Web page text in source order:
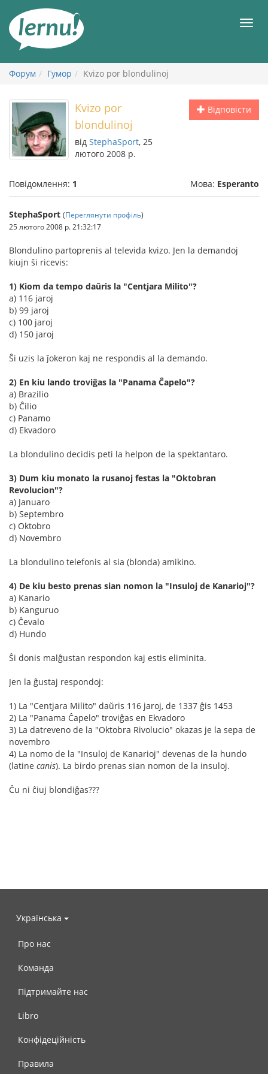
змісту
Форум Гумор Kvizo por blondulinoj
Відповісти
Kvizo por
blondulinoj
від StephaSport, 25
лютого 2008 р.
Повідомлення: 1 Мова: Esperanto
StephaSport (Переглянути профіль)
25 лютого 2008 р. 21:32:17
Blondulino partoprenis al televida kvizo. Jen la demandoj
kiujn ŝi ricevis:
1) Kiom da tempo daŭris la "Centjara Milito"?
a) 116 jaroj
b) 99 jaroj
c) 100 jaroj
d) 150 jaroj
Ŝi uzis la ĵokeron kaj ne respondis al la demando.
2) En kiu lando troviĝas la "Panama Ĉapelo"?
a) Brazilio
b) Ĉilio
c) Panamo
d) Ekvadoro
La blondulino decidis peti la helpon de la spektantaro.
3) Dum kiu monato la rusanoj festas la "Oktobran
Revolucion"?
a) Januaro
b) Septembro
c) Oktobro
d) Novembro
La blondulino telefonis al sia (blonda) amikino.
4) De kiu besto prenas sian nomon la "Insuloj de Kanarioj"?
a) Kanario
b) Kanguruo
c) Ĉevalo
d) Hundo
Ŝi donis malĝustan respondon kaj estis eliminita.
Jen la ĝustaj respondoj:
1) La "Centjara Milito" daŭris 116 jaroj, de 1337 ĝis 1453
2) La "Panama Ĉapelo" troviĝas en Ekvadoro
3) La datreveno de la "Oktobra Rivolucio" okazas je la sepa de
novembro
4) La nomo de la "Insuloj de Kanarioj" devenas de la hundo
(latine canis). La birdo prenas sian nomon de la insuloj.
Ĉu ni ĉiuj blondiĝas???
Українська
Про нас
Команда
Підтримайте нас
Libro
Конфідеційність
Правила